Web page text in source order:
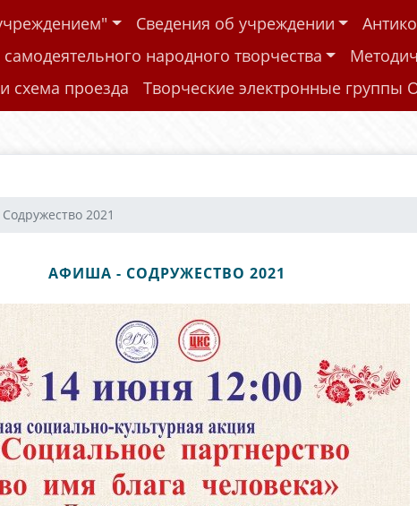
Сведения об учреждении
народного творчества
схема проезда Творческие электронные группы
2021
АФИША - СОДРУЖЕСТВО 2021